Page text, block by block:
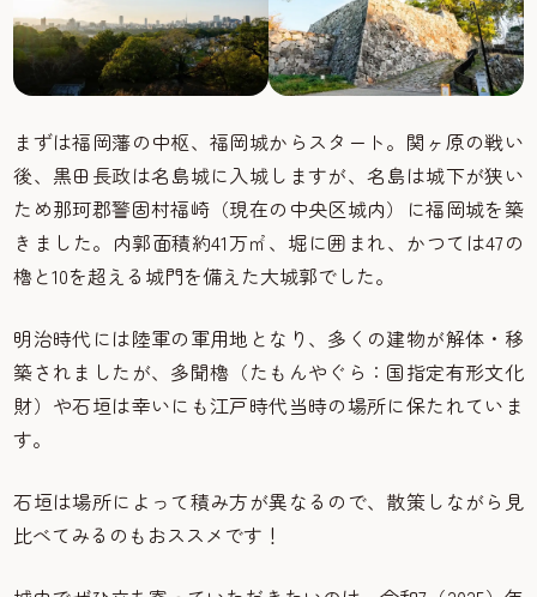
まずは福岡藩の中枢、福岡城からスタート。関ヶ原の戦い
後、黒田長政は名島城に入城しますが、名島は城下が狭い
ため那珂郡警固村福崎（現在の中央区城内）に福岡城を築
きました。内郭面積約41万㎡、堀に囲まれ、かつては47の
櫓と10を超える城門を備えた大城郭でした。
明治時代には陸軍の軍用地となり、多くの建物が解体・移
築されましたが、多聞櫓（たもんやぐら：国指定有形文化
財）や石垣は幸いにも江戸時代当時の場所に保たれていま
す。
石垣は場所によって積み方が異なるので、散策しながら見
比べてみるのもおススメです！